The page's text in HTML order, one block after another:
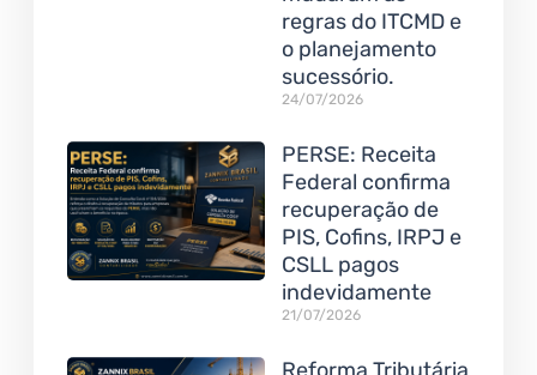
regras do ITCMD e
o planejamento
sucessório.
24/07/2026
PERSE: Receita
Federal confirma
recuperação de
PIS, Cofins, IRPJ e
CSLL pagos
indevidamente
21/07/2026